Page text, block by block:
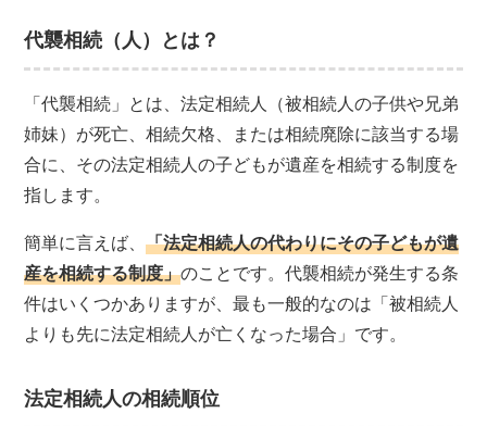
代襲相続（人）とは？
「代襲相続」とは、法定相続人（被相続人の子供や兄弟
姉妹）が死亡、相続欠格、または相続廃除に該当する場
合に、その法定相続人の子どもが遺産を相続する制度を
指します。
簡単に言えば、「法定相続人の代わりにその子どもが遺
産を相続する制度」のことです。代襲相続が発生する条
件はいくつかありますが、最も一般的なのは「被相続人
よりも先に法定相続人が亡くなった場合」です。
法定相続人の相続順位